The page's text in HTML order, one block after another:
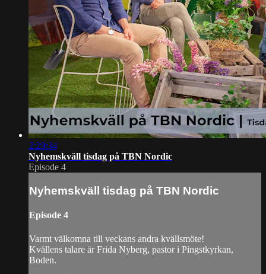
2:29:34
Nyhemskväll tisdag på TBN Nordic
Episode 4
Nyhemskväll tisdag på TBN Nordic
Episode 4
Varmt välkomna till veckans andra kvällsmöte!
Kvällens talare är Frida Nyberg, pastor i Pingstkyrkan,
Boden.